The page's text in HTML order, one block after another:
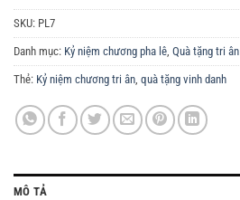
SKU: PL7
Danh mục: Kỷ niệm chương pha lê, Quà tặng tri ân
Thẻ: Kỷ niệm chương tri ân, quà tặng vinh danh
MÔ TẢ